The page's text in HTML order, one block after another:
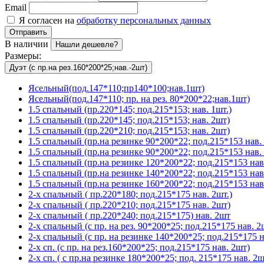
Email
Я согласен на обработку персональных данных
Отправить
В наличии Нашли дешевле?
Размеры:
Дуэт (с пр.на рез.160*200*25;нав.-2шт)
Ясельный(под.147*110;пр140*100;нав.1шт)
Ясельный(под.147*110; пр. на рез. 80*200*22;нав.1шт)
1.5 спальный (пр.220*145; под.215*153; нав. 1шт.)
1.5 спальный (пр.220*145; под.215*153; нав. 2шт)
1.5 спальный (пр.220*210; под.215*153; нав. 2шт)
1.5 спальный (пр.на резинке 90*200*22; под.215*153
1.5 спальный (пр.на резинке 90*200*22; под.215*153
1.5 спальный (пр.на резинке 120*200*22; под.215*153
1.5 спальный (пр.на резинке 140*200*22; под.215*153
1.5 спальный (пр.на резинке 160*200*22; под.215*153
2-х спальный ( пр.220*180; под.215*175 нав. 2шт.)
2-х спальный ( пр.220*210; под.215*175 нав. 2шт)
2-х спальный ( пр.220*240; под.215*175) нав. 2шт
2-х спальный (с пр. на рез. 90*200*25; под.215*175 нав.
2-х спальный (с пр. на резинке 140*200*25; под.215*175
2-х сп. (с пр. на рез.160*200*25; под.215*175 нав. 2шт)
2-х сп. ( с пр.на резинке 180*200*25; под. 215*175 нав.